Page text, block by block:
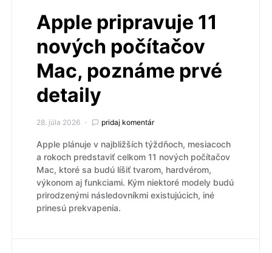
Apple pripravuje 11
nových počítačov
Mac, poznáme prvé
detaily
28. júla 2026 pridaj komentár
Apple plánuje v najbližších týždňoch, mesiacoch
a rokoch predstaviť celkom 11 nových počítačov
Mac, ktoré sa budú líšiť tvarom, hardvérom,
výkonom aj funkciami. Kým niektoré modely budú
prirodzenými následovníkmi existujúcich, iné
prinesú prekvapenia.